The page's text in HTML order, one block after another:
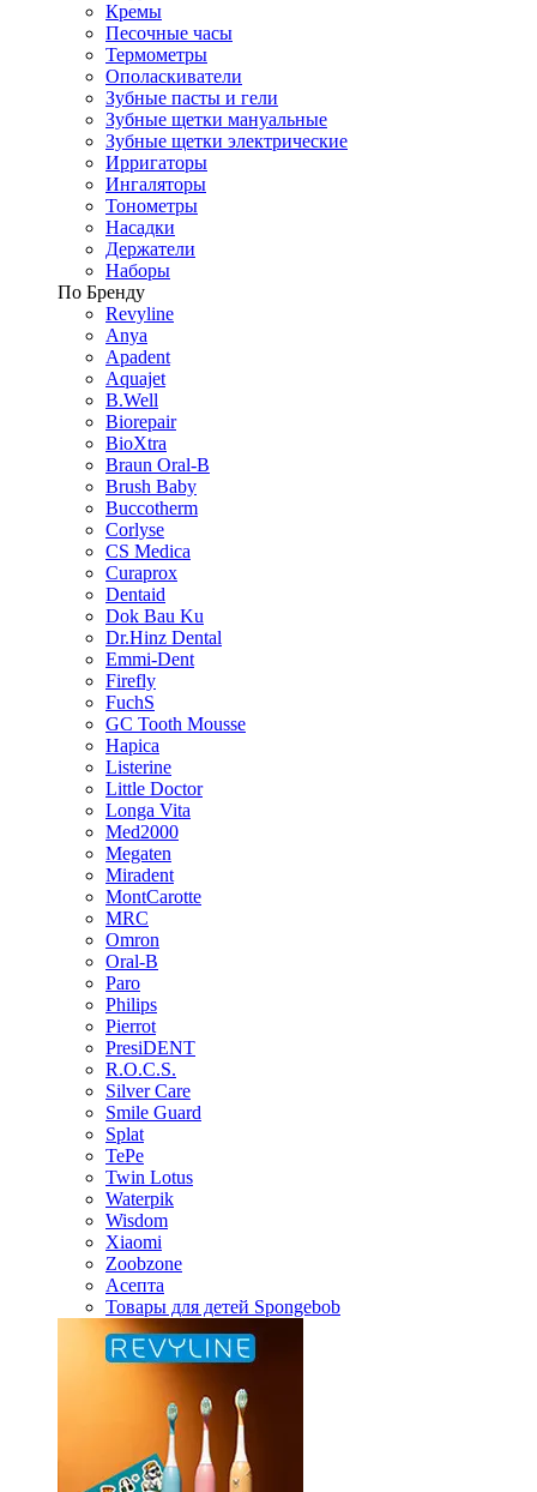
Кремы
Песочные часы
Термометры
Ополаскиватели
Зубные пасты и гели
Зубные щетки мануальные
Зубные щетки электрические
Ирригаторы
Ингаляторы
Тонометры
Насадки
Держатели
Наборы
По Бренду
Revyline
Anya
Apadent
Aquajet
B.Well
Biorepair
BioXtra
Braun Oral-B
Brush Baby
Buccotherm
Corlyse
CS Medica
Curaprox
Dentaid
Dok Bau Ku
Dr.Hinz Dental
Emmi-Dent
Firefly
FuchS
GC Tooth Mousse
Hapica
Listerine
Little Doctor
Longa Vita
Med2000
Megaten
Miradent
MontCarotte
MRC
Omron
Oral-B
Paro
Philips
Pierrot
PresiDENT
R.O.C.S.
Silver Care
Smile Guard
Splat
TePe
Twin Lotus
Waterpik
Wisdom
Xiaomi
Zoobzone
Асепта
Товары для детей Spongebob